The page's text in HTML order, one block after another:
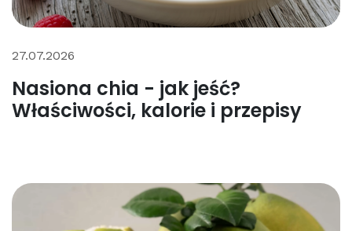
Nasiona chia - jak jeść?
Właściwości, kalorie i przepisy
27.07.2026